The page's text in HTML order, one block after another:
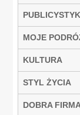
MOJE
KULTURA
STYL ŻYCIA
DOBRA